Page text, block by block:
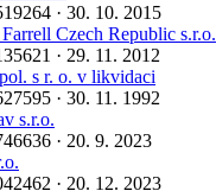
· 30. 10. 2015
Czech Republic s.r.o.
· 29. 11. 2012
s r. o. v likvidaci
· 30. 11. 1992
s.r.o.
· 20. 9. 2023
· 20. 12. 2023